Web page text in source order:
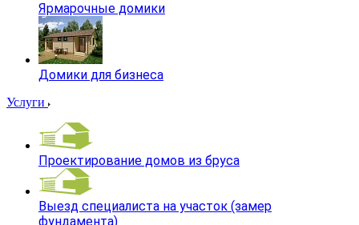
Ярмарочные домики
Домики для бизнеса
Услуги
Проектирование домов из бруса
Выезд специалиста на участок (замер
фундамента)